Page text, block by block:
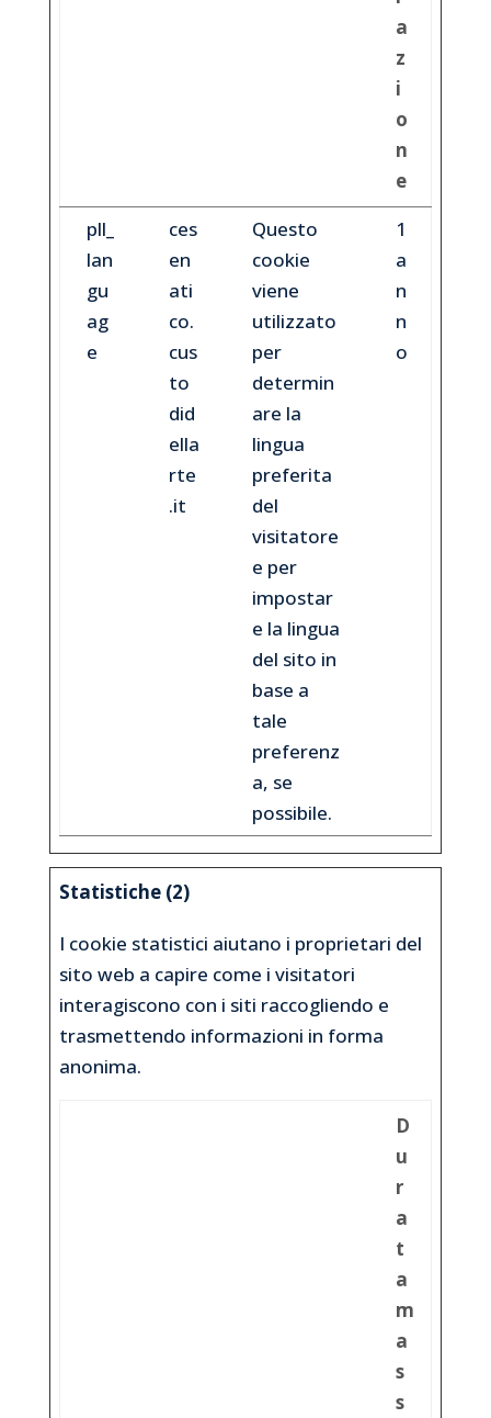
a
z
i
o
n
e
pll_
lan
gu
ag
e
ces
en
ati
co.
cus
to
did
ella
rte
.it
Questo
cookie
viene
utilizzato
per
determin
are la
lingua
preferita
del
visitatore
e per
impostar
e la lingua
del sito in
base a
tale
preferenz
a, se
possibile.
1
a
n
n
o
Statistiche (2)
I cookie statistici aiutano i proprietari del
sito web a capire come i visitatori
interagiscono con i siti raccogliendo e
trasmettendo informazioni in forma
anonima.
D
u
r
a
t
a
m
a
s
s